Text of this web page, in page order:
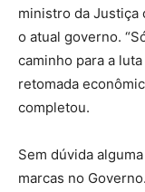
ministro da Justiça
o atual governo.
caminho para a
retomada
completou.
Sem dúvida
marcas no